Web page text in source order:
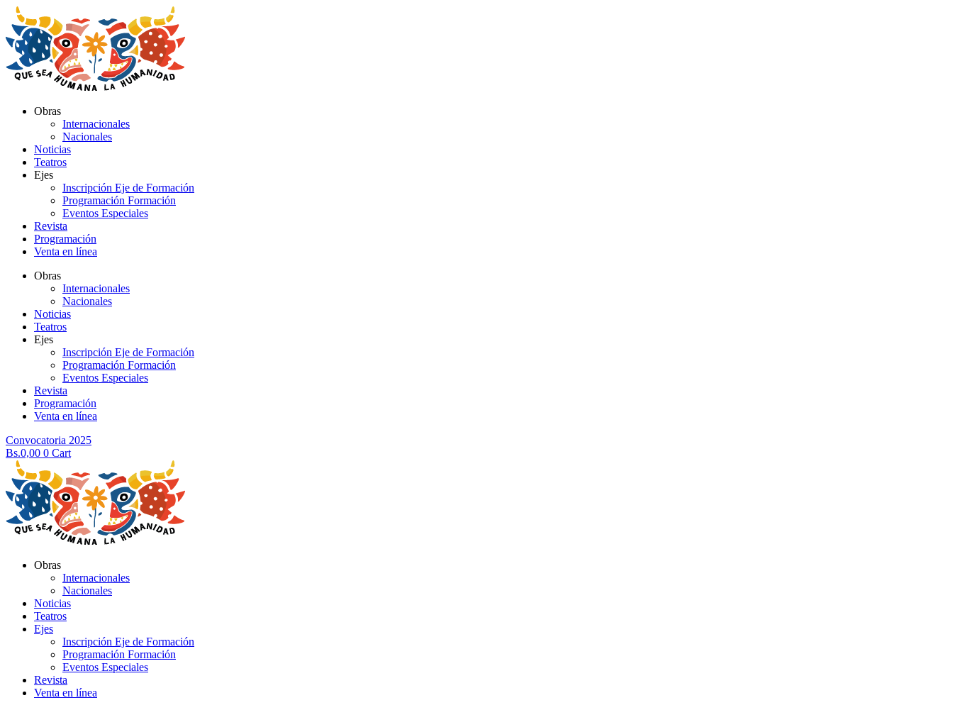
al
contenido
Obras
Internacionales
Nacionales
Noticias
Teatros
Ejes
Inscripción Eje de Formación
Programación Formación
Eventos Especiales
Revista
Programación
Venta en línea
Obras
Internacionales
Nacionales
Noticias
Teatros
Ejes
Inscripción Eje de Formación
Programación Formación
Eventos Especiales
Revista
Programación
Venta en línea
Convocatoria 2025
Bs.0,00 0 Cart
Obras
Internacionales
Nacionales
Noticias
Teatros
Ejes
Inscripción Eje de Formación
Programación Formación
Eventos Especiales
Revista
Venta en línea